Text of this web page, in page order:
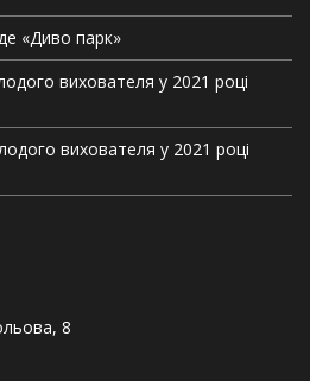
«Диво парк»
вихователя у 2021 році
вихователя у 2021 році
8